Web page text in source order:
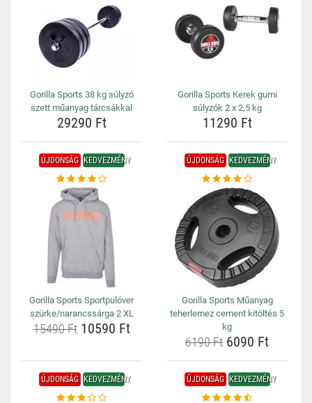
Gorilla Sports 38 kg súlyzó
szett műanyag tárcsákkal
29290 Ft
Gorilla Sports Kerek gumi
súlyzók 2 x 2,5 kg
11290 Ft
ÚJDONSÁG KEDVEZMÉNY
Gorilla Sports Sportpulóver
szürke/narancssárga 2 XL
15490 Ft10590 Ft
ÚJDONSÁG KEDVEZMÉNY
Gorilla Sports Műanyag
teherlemez cement kitöltés 5
kg
6190 Ft 6090 Ft
ÚJDONSÁG KEDVEZMÉNY ÚJDONSÁG KEDVEZMÉNY